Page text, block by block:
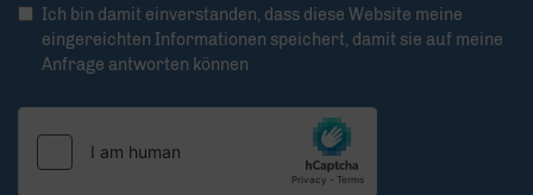
Ich bin damit einverstanden, dass diese Website meine
eingereichten Informationen speichert, damit sie auf meine
Anfrage antworten können